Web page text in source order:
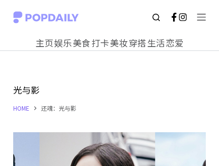
S
o
c
t
主页娱乐美食打卡美妆穿搭生活恋爱
光与影
HOME 还魂：光与影